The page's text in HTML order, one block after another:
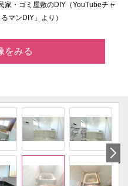
家・ゴミ屋敷のDIY（YouTubeチャ
マンDIY」より）
をみる